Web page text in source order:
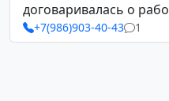
договаривалась о
+7(986)903-40-43 1